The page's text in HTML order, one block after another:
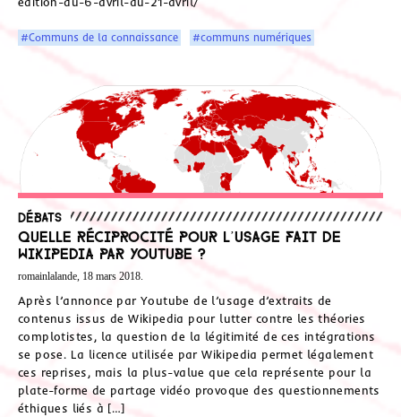
#Communs de la connaissance #communs numériques
Débats
Quelle réciprocité pour l’usage fait de
Wikipedia par Youtube ?
romainlalande, 18 mars 2018.
Après l’annonce par Youtube de l’usage d’extraits de
contenus issus de Wikipedia pour lutter contre les théories
complotistes, la question de la légitimité de ces intégrations
se pose. La licence utilisée par Wikipedia permet légalement
ces reprises, mais la plus-value que cela représente pour la
plate-forme de partage vidéo provoque des questionnements
éthiques liés à […]